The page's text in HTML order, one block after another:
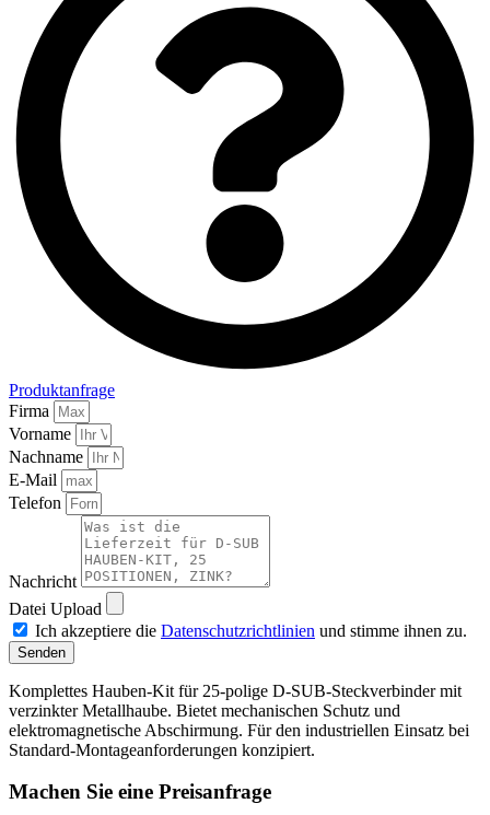
Produktanfrage
Firma
Vorname
Nachname
E-Mail
Telefon
Nachricht
Datei Upload
Ich akzeptiere die Datenschutzrichtlinien und stimme ihnen zu.
Senden
Komplettes Hauben-Kit für 25-polige D-SUB-Steckverbinder mit
verzinkter Metallhaube. Bietet mechanischen Schutz und
elektromagnetische Abschirmung. Für den industriellen Einsatz bei
Standard-Montageanforderungen konzipiert.
Machen Sie eine Preisanfrage